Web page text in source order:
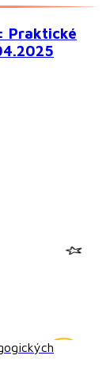
Praktické